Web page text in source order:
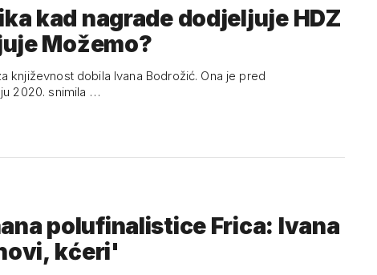
kad nagrade dodjeljuje HDZ
Možemo?
književnost dobila Ivana Bodrožić. Ona je pred
2020. snimila …
polufinalistice Frica: Ivana
kćeri'